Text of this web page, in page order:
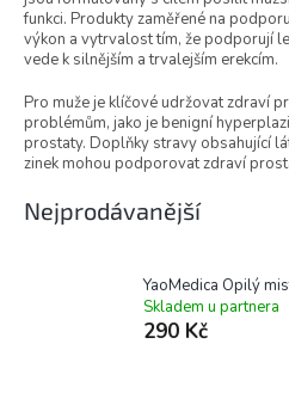
funkci. Produkty zaměřené na
výkon a vytrvalost tím, že podporují
vede k silnějším a trvalejším erekcím.
Pro muže je klíčové udržovat zdraví
problémům, jako je benigní
prostaty. Doplňky stravy obsahující
zinek mohou podporovat zdraví
Nejprodávanější
YaoMedica Opilý
Skladem u partnera
290 Kč